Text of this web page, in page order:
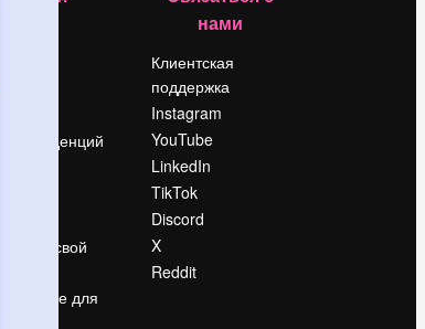
тенденций
свой
для
нами
Клиентская
поддержка
Instagram
YouTube
LinkedIn
TikTok
Discord
X
Reddit